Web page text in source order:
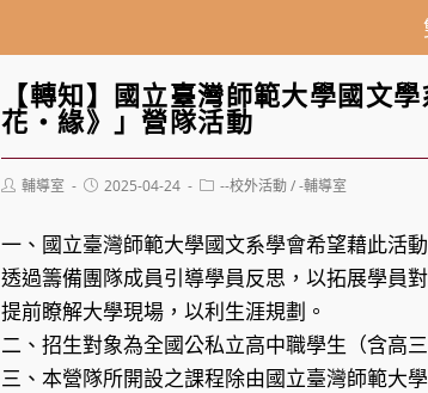
【轉知】國立臺灣師範大學國文
花‧緣》」營隊活動
Post輔導室
Post2025-04-24
Post--校外活動 / -輔導室
一、國立臺灣師範大學國文系學會希望藉此活
透過籌備團隊成員引導學員反思，以拓展學員
提前瞭解大學現場，以利生涯規劃。
二、招生對象為全國公私立高中職學生（含高
三、本營隊所開設之課程除由國立臺灣師範大